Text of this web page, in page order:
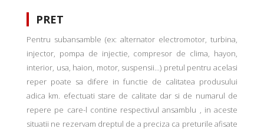
PRET
Pentru subansamble (ex: alternator electromotor, turbina,
injector, pompa de injectie, compresor de clima, hayon,
interior, usa, haion, motor, suspensii...) pretul pentru acelasi
reper poate sa difere in functie de calitatea produsului
adica km. efectuati stare de calitate dar si de numarul de
repere pe care-l contine respectivul ansamblu , in aceste
situatii ne rezervam dreptul de a preciza ca preturile afisate